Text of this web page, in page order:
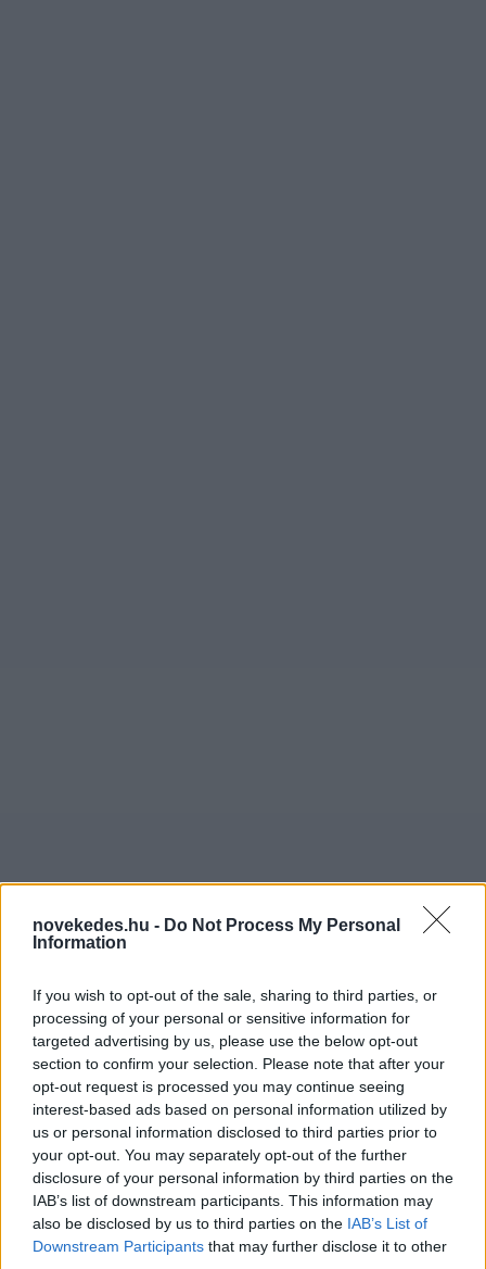
novekedes.hu - Do Not Process My Personal
Information
If you wish to opt-out of the sale, sharing to third parties, or
processing of your personal or sensitive information for
targeted advertising by us, please use the below opt-out
section to confirm your selection. Please note that after your
opt-out request is processed you may continue seeing
interest-based ads based on personal information utilized by
us or personal information disclosed to third parties prior to
your opt-out. You may separately opt-out of the further
disclosure of your personal information by third parties on the
IAB’s list of downstream participants. This information may
also be disclosed by us to third parties on the IAB’s List of
Downstream Participants that may further disclose it to other
Új fokozatra kapcsolt a
Demján Sándor program
VÁLLALKOZÁS 2025. JÚL. 11. MTI